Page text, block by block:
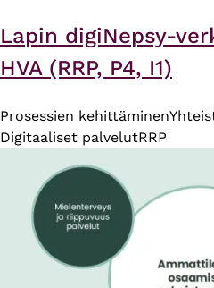
Lapin digiNepsy-
HVA (RRP, P4, I1)
Prosessien kehittäminen
Digitaaliset palvelutRRP